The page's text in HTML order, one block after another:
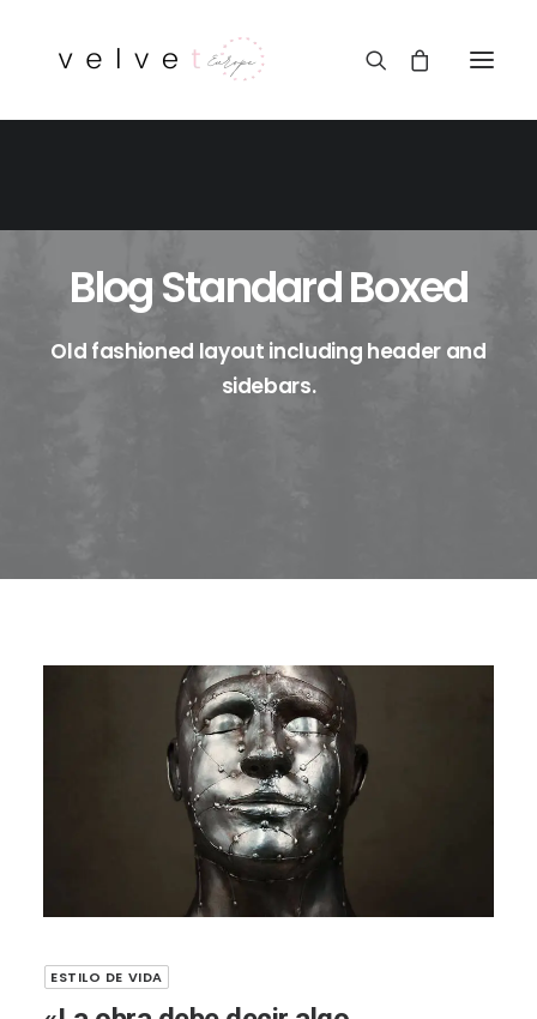
Blog Standard Boxed
Old fashioned layout including header and
sidebars.
ESTILO DE VIDA